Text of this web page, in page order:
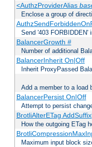
<AuthzProviderAlias
Enclose a group of
Send '403 FORBIDDEN'
BalancerGrowth #
Number of additional
BalancerInherit On|Off
Inherit ProxyPassed
Add a member to a load
BalancerPersist On|Off
Attempt to persist
BrotliAlterETag
How the outgoing ETag
Maximum input block